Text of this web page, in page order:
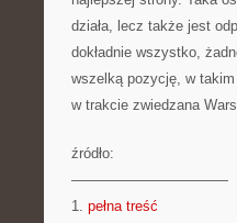
działa, lecz także jest
dokładnie wszystko,
wszelką pozycję, w takim
w trakcie zwiedzana
źródło:
———————————
1. pełna treść